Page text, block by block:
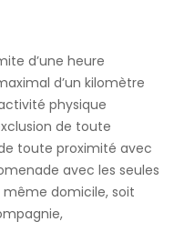
d’une heure
d’un kilomètre
physique
de toute
toute proximité avec
avec les seules
même domicile, soit